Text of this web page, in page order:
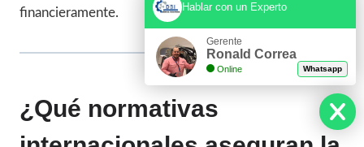
financieramente.
¿Qué normativas
Hablar con un Experto
Gerente
Ronald Correa
Online Whatsapp